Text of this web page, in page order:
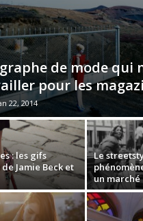
de mode qui
pour les
22, 2014
: les gifs
Jamie Beck et
Le
un marché